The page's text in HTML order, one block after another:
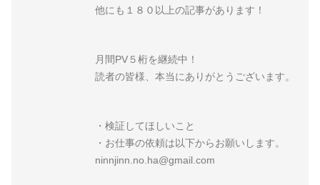
他にも１８０以上の記事があります！
月間PV５桁を継続中！
読者の皆様、本当にありがとうございます。
・検証してほしいこと
・お仕事の依頼は以下からお願いします。
ninnjinn.no.ha@gmail.com